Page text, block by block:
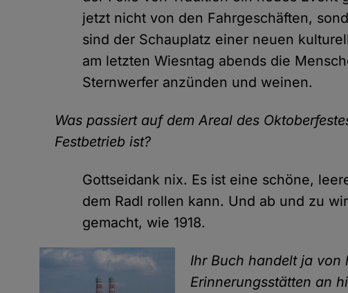
jetzt nicht von den Fahrgeschäften,
sind der Schauplatz einer neuen
am letzten Wiesntag abends die
Sternwerfer anzünden und weinen.
Was passiert auf dem Areal des
Festbetrieb ist?
Gottseidank nix. Es ist eine schöne,
dem Radl rollen kann. Und ab und zu
gemacht, wie 1918.
Ihr Buch handelt ja von
Erinnerungsstätten an